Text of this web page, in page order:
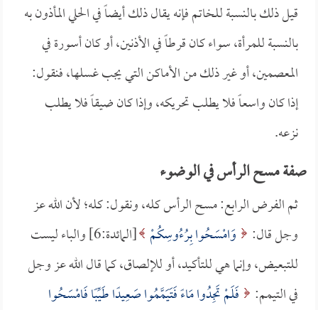
قيل ذلك بالنسبة للخاتم فإنه يقال ذلك أيضاً في الحلي المأذون به
بالنسبة للمرأة، سواء كان قرطاً في الأذنين، أو كان أسورة في
المعصمين، أو غير ذلك من الأماكن التي يجب غسلها، فنقول:
إذا كان واسعاً فلا يطلب تحريكه، وإذا كان ضيقاً فلا يطلب
نزعه.
صفة مسح الرأس في الوضوء
ثم الفرض الرابع: مسح الرأس كله، ونقول: كله؛ لأن الله عز
وجل قال:
وَامْسَحُوا بِرُءُوسِكُمْ
[المائدة:6] والباء ليست
للتبعيض، وإنما هي للتأكيد، أو للإلصاق، كما قال الله عز وجل
في التيمم:
فَلَمْ تَجِدُوا مَاءً فَتَيَمَّمُوا صَعِيدًا طَيِّبًا فَامْسَحُوا